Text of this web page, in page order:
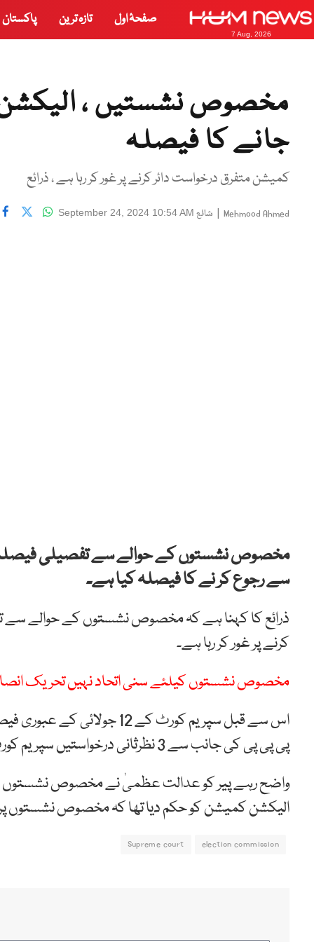
7 Aug, 2026
صفحۂ اول تازہ ترین پاکستان
مخصوص نشستیں ،
جانے کا فیصلہ
کمیشن متفرق درخواست دائر کرنے پر غور کر رہا ہے ، ذرائع
Mehmood Ahmed
| شائع September 24, 2024 10:54 AM
مخصوص نشستوں کے حوالے سے تفصیلی فیصلہ
سے رجوع کر نے کا فیصلہ کیا ہے۔
ذرائع کا کہنا ہے کہ مخصوص نشستوں کے حوالے سے
کرنے پر غور کر رہا ہے۔
مخصوص نشستوں کیلئے سنی اتحاد نہیں تحریک
اس سے قبل سپریم کورٹ کے
پی پی پی کی جانب سے 3 نظرثانی درخواستیں سپریم کورٹ میں دائر ہو چکی ہیں۔
واضح رہے پیر کو عدالت عظمیٰ نے مخصوص
الیکشن کمیشن کو حکم دیا تھا کہ مخصوص نشستوں
election commission
Supreme court